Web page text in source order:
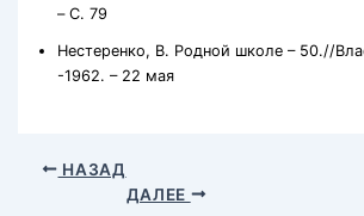
– C. 79
Нестеренко, В. Родной школе – 50.//
-1962. – 22 мая
НАЗАД
ДАЛЕЕ